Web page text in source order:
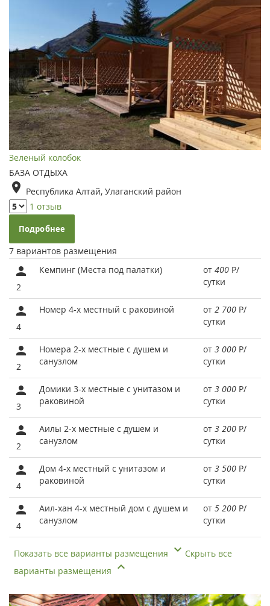
Зеленый колобок
БАЗА ОТДЫХА
Республика Алтай, Улаганский район
1 отзыв
Подробнее
7 вариантов размещения
2
Кемпинг (Места под палатки) от 400 Р/
сутки
4
Номер 4-х местный с раковиной от 2 700 Р/
сутки
2
Номера 2-х местные с душем и
санузлом
от 3 000 Р/
сутки
3
Домики 3-х местные с унитазом и
раковиной
от 3 000 Р/
сутки
2
Аилы 2-х местные с душем и
санузлом
от 3 200 Р/
сутки
4
Дом 4-х местный с унитазом и
раковиной
от 3 500 Р/
сутки
4
Аил-хан 4-х местный дом с душем и
санузлом
от 5 200 Р/
сутки
Показать все варианты размещения
Скрыть все
варианты размещения